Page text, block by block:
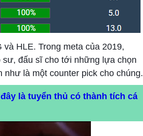
HLE. Trong meta của 2019,
đấu sĩ cho tới những lựa chọn
là một counter pick cho chúng.
là tuyển thủ có thành tích cá